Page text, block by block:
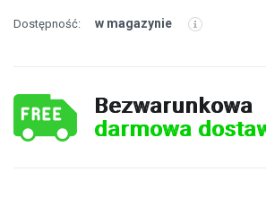
Dostępność: w magazynie
Bezwarunkowa
darmowa